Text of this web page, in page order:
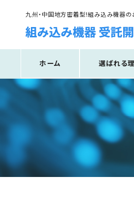
九州・中国地方密着型!組み込み機器の
ホーム 選ばれる